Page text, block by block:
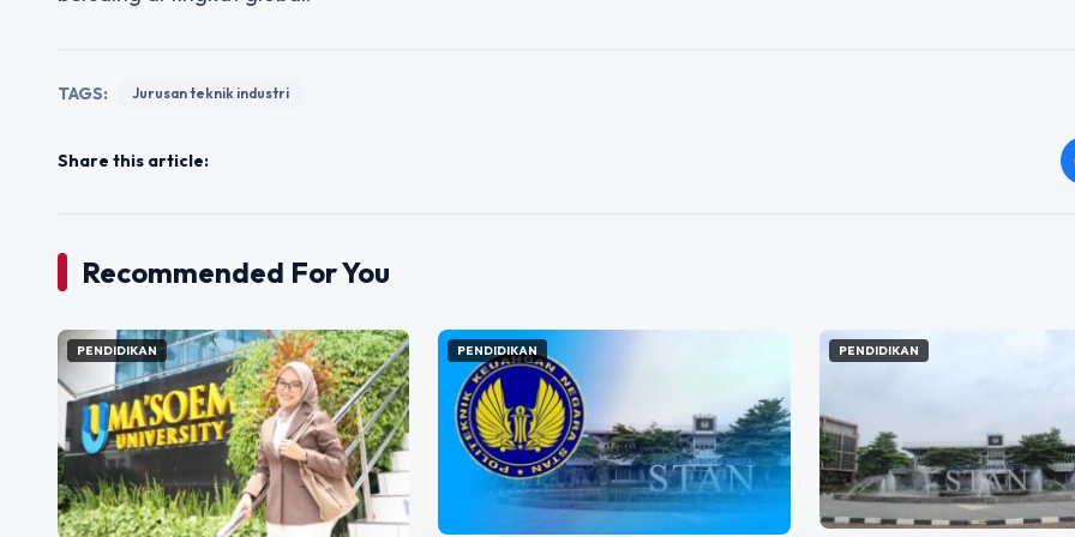
TAGS: Jurusan teknik industri
Share this article:
Recommended For You
PENDIDIKAN PENDIDIKAN PENDIDIKAN